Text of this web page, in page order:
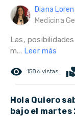
Diana
Medicina
Las,
m... Leer más
remove_red_eye 1586 vistas
Hola Quiero
bajo el martes